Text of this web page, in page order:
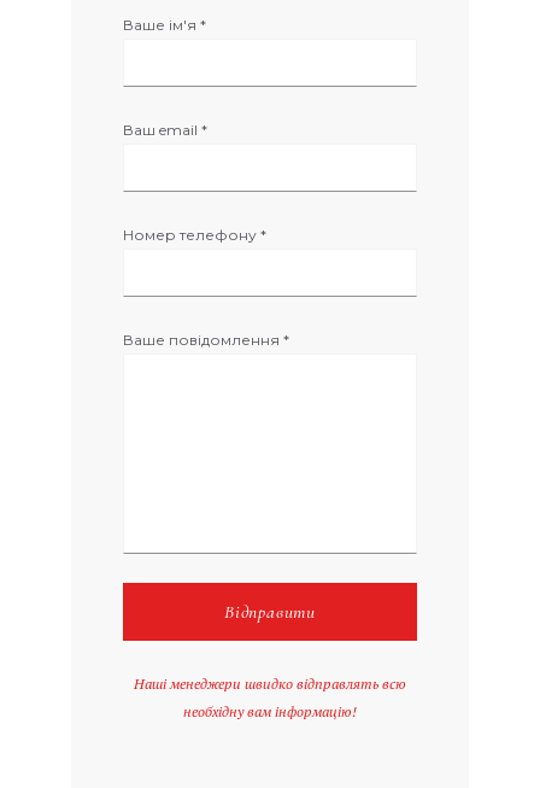
Ваше ім'я *
Ваш email *
Номер телефону *
Ваше повідомлення *
Наші менеджери швидко відправлять всю
необхідну вам інформацію!